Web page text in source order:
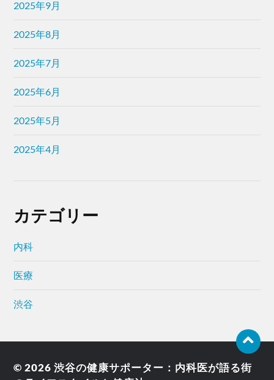
2025年9月
2025年8月
2025年7月
2025年6月
2025年5月
2025年4月
カテゴリー
内科
医療
渋谷
© 2026渋谷の健康サポーター：内科医が語る街